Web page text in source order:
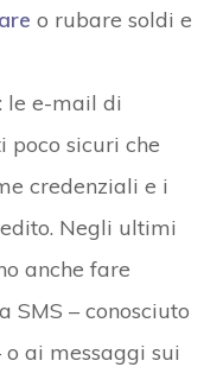
o rubare soldi e
: le e-mail di
poco sicuri che
credenziali e i
Negli ultimi
anche fare
SMS – conosciuto
o ai messaggi sui